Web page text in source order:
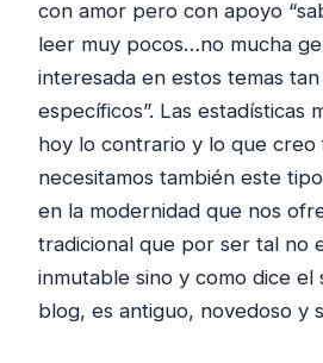
con amor pero con apoyo
leer muy pocos…no mucha
interesada en estos temas
específicos”. Las estadísticas
hoy lo contrario y lo que creo
necesitamos también este
en la modernidad que nos
tradicional que por ser tal no
inmutable sino y como dice
blog, es antiguo, novedoso y